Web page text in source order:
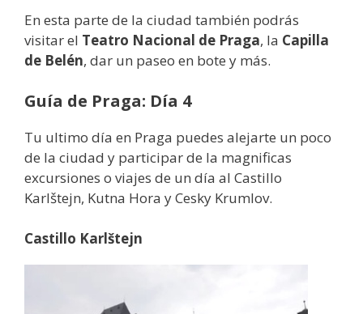
En esta parte de la ciudad también podrás
visitar el Teatro Nacional de Praga, la Capilla
de Belén, dar un paseo en bote y más.
Guía de Praga: Día 4
Tu ultimo día en Praga puedes alejarte un poco
de la ciudad y participar de la magnificas
excursiones o viajes de un día al Castillo
Karlštejn, Kutna Hora y Cesky Krumlov.
Castillo Karlštejn